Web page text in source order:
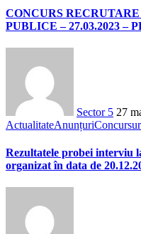
CONCURS
PUBLICE – 27.03.2023 –
Sector 5 27
ActualitateAnunțuri
Rezultatele probei interviu
organizat în data de